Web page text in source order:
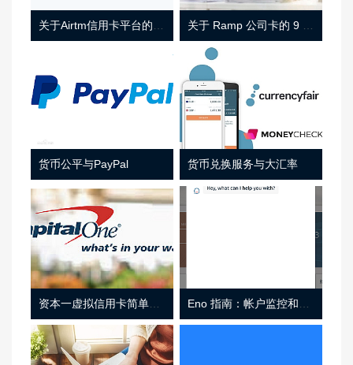
货币公平与PayPal 货币兑换服务与大汇率
资本一虚拟信用卡简单介绍